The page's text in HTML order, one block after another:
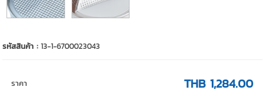
รหัสสินค้า :13-1-6700023043
ราคา THB 1,284.00